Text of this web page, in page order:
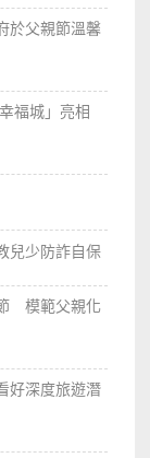
於父親節溫馨
福城」亮相
兒少防詐自保
模範父親化
好深度旅遊潛